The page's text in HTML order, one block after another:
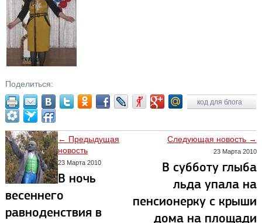
Поделиться:
код для блога
← Предыдущая
новость
23 Марта 2010
В ночь
весеннего
равноденствия в
Следующая новость →
23 Марта 2010
В субботу глыба
льда упала на
пенсионерку с крыши
дома на площади